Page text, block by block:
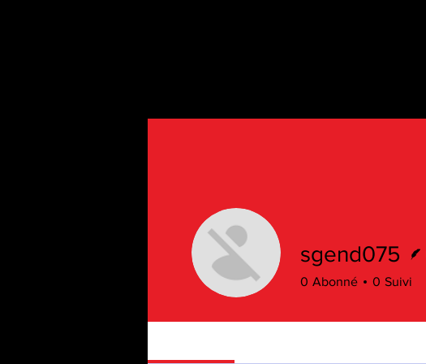
sgend075
0 Abonné 0 Suivi